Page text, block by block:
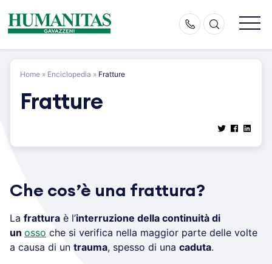
content
Home » Enciclopedia » Fratture
Fratture
Che cos’è una frattura?
La frattura è l’interruzione della continuità di
un osso che si verifica nella maggior parte delle volte
a causa di un trauma, spesso di una caduta.